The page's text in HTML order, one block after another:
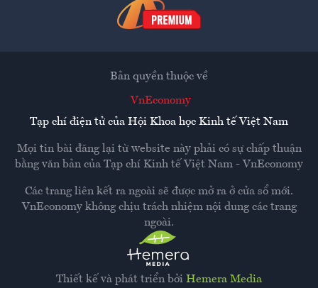
Thiết kế và phát triển bởi Hemera Media
Bản quyền thuộc về
VnEconomy
Tạp chí điện tử của Hội Khoa học Kinh tế Việt Nam
Mọi tin bài đăng lại từ website này phải có sự chấp thuận
bằng văn bản của Tạp chí Kinh tế Việt Nam - VnEconomy
Các trang liên kết ra ngoài sẽ được mở ra ở cửa sổ mới.
VnEconomy không chịu trách nhiệm nội dung các trang
ngoài.